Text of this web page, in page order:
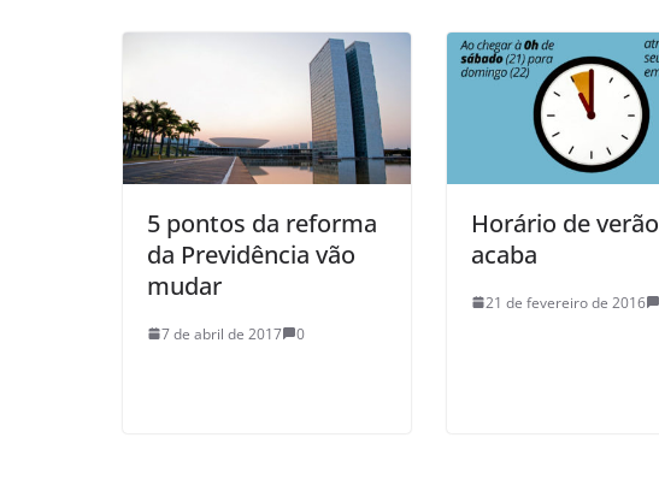
5 pontos da reforma
da Previdência vão
mudar
7 de abril de 2017 0
Horário de verão
acaba
21 de fevereiro de 2016